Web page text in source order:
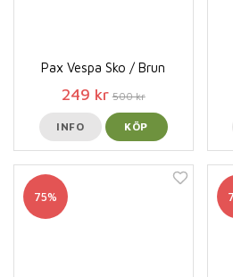
Pax Vespa Sko / Brun
249 kr 500 kr
INFO KÖP
75%